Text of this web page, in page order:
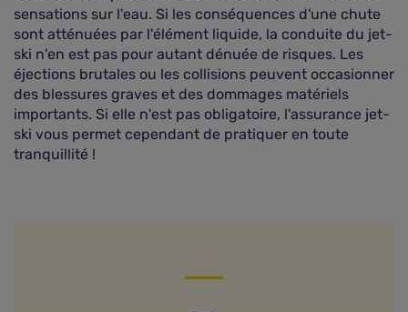
sensations sur l'eau. Si les conséquences d'une chute
sont atténuées par l'élément liquide, la conduite du jet-
ski n'en est pas pour autant dénuée de risques. Les
éjections brutales ou les collisions peuvent occasionner
des blessures graves et des dommages matériels
importants. Si elle n'est pas obligatoire, l'assurance jet-
ski vous permet cependant de pratiquer en toute
tranquillité !